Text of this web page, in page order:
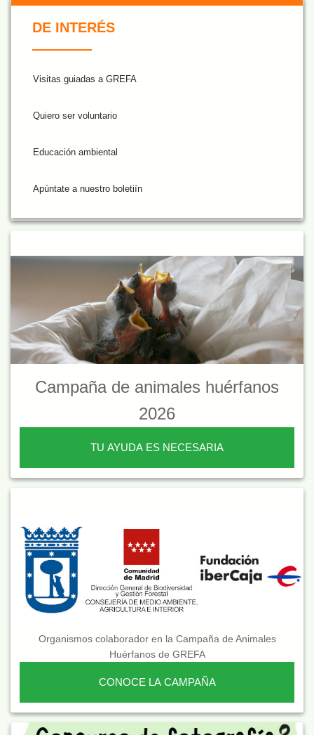
De Interés NARANJA
DE INTERÉS
Visitas guiadas a GREFA
Quiero ser voluntario
Educación ambiental
Apúntate a nuestro boletiín
Campaña de animales huérfanos
2026
TU AYUDA ES NECESARIA
Organismos colaborador en la Campaña de Animales
Huérfanos de GREFA
CONOCE LA CAMPAÑA